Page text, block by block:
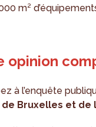
m²
opinion
à l’enquête
de Bruxelles et de